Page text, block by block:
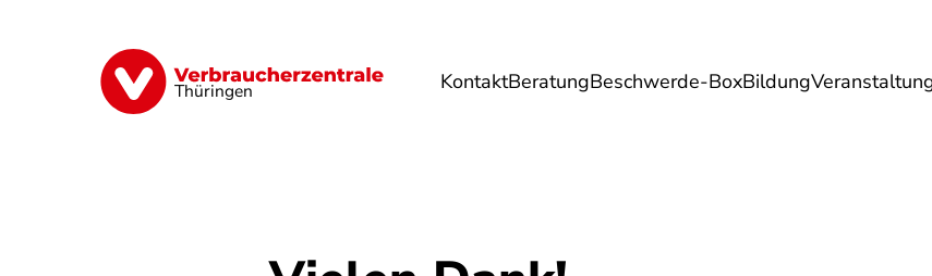
Thüringen KontaktBeratungBeschwerde-BoxBildung
Finanzen Digitales Lebensmittel Umwelt Gesundheit Energie